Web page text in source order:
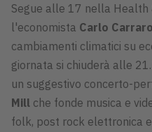
Segue alle 17 nella Health
l'economista Carlo Carraro
cambiamenti climatici su
giornata si chiuderà alle
un suggestivo concerto-
Mill che fonde musica e
folk, post rock elettronica